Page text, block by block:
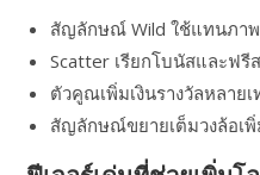
สัญลักษณ์ Wild ใช้แทนภา
Scatter เรียกโบนัสและฟรี
ตัวคูณเพิ่มเงินรางวัลหลายเ
สัญลักษณ์ขยายเต็มวงล้อเ